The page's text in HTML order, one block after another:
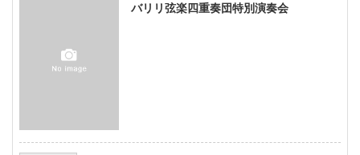
バリリ弦楽四重奏団特別演奏会